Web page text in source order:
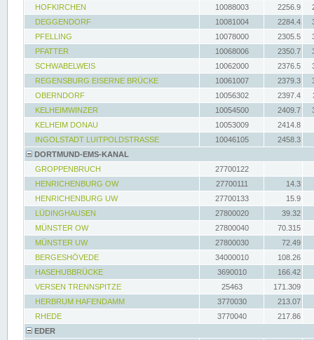
HOFKIRCHEN
10088003 2256.9
DEGGENDORF
10081004 2284.4
PFELLING
10078000 2305.5
PFATTER
10068006 2350.7
SCHWABELWEIS
10062000 2376.5
REGENSBURG EISERNE BRÜCKE
10061007 2379.3
OBERNDORF
10056302 2397.4
KELHEIMWINZER
10054500 2409.7
KELHEIM DONAU
10053009
2414.8
INGOLSTADT LUITPOLDSTRASSE
10046105
2458.3
DORTMUND-EMS-KANAL
GROPPENBRUCH
27700122
HENRICHENBURG OW
27700111
14.3
HENRICHENBURG UW
27700133
15.9
LÜDINGHAUSEN
27800020
39.32
MÜNSTER OW
27800040
70.315
MÜNSTER UW
27800030
72.49
BERGESHÖVEDE
34000010
108.26
HASEHUBBRÜCKE
3690010
166.42
VERSEN TRENNSPITZE
25463
171.309
HERBRUM HAFENDAMM
3770030
213.07
RHEDE
3770040
217.86
EDER